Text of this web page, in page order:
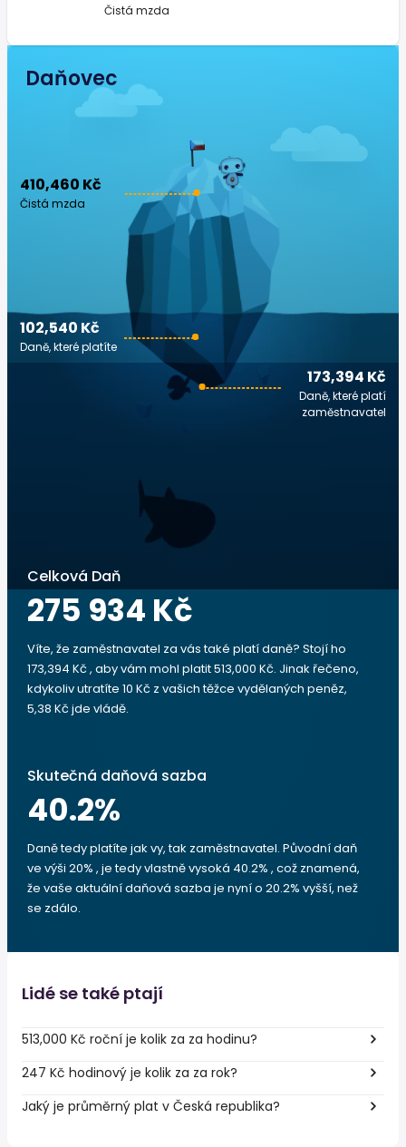
Čistá mzda
Daňovec
410,460 Kč
Čistá mzda
173,394 Kč
Daně, které platí
zaměstnavatel
102,540 Kč
Daně, které platíte
Celková Daň
275 934 Kč
Víte, že zaměstnavatel za vás také platí daně? Stojí ho
173,394 Kč , aby vám mohl platit 513,000 Kč. Jinak řečeno,
kdykoliv utratíte 10 Kč z vašich těžce vydělaných peněz,
5,38 Kč jde vládě.
Skutečná daňová sazba
40.2%
Daně tedy platíte jak vy, tak zaměstnavatel. Původní daň
ve výši 20% , je tedy vlastně vysoká 40.2% , což znamená,
že vaše aktuální daňová sazba je nyní o 20.2% vyšší, než
se zdálo.
Lidé se také ptají
513,000 Kč roční je kolik za za hodinu?
247 Kč hodinový je kolik za za rok?
Jaký je průměrný plat v Česká republika?